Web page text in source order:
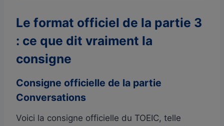
Le format officiel de la partie 3
: ce que dit vraiment la
consigne
Consigne officielle de la partie
Conversations
Voici la consigne officielle du TOEIC, telle